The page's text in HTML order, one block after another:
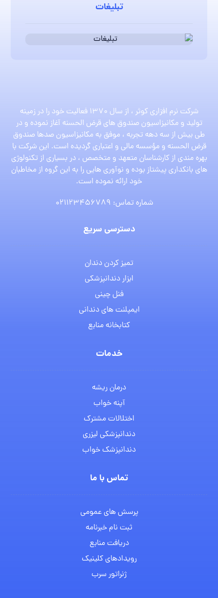
تبلیغات
شرکت نرم افزاری کوثر ، از سال 1370 فعالیت خود را در زمینه
تولید و مکانیزاسیون صندوق های قرض الحسنه آغاز نموده و در
طی بیش از سه دهه تجربه ، موفق به مکانیزاسیون صدها صندوق
قرض الحسنه و مؤسسه مالی و اعتباری گردیده است. این شرکت با
بهره مندی از کارشناسان متعهد و متخصص ، در بسیاری از تکنولوژی
های بانکداری پیشتاز بوده و نوآوری هایی را به این گروه از مخاطبان
خود ارائه نموده است.
شماره تماس: 021123456789
دسترسی سریع
تمیز کردن دندان
ابزار دندانپزشکی
فنل چینی
ایمپلنت های دندانی
کتابخانه منابع
خدمات
درمان ریشه
آپنه خواب
اختلالات مشترک
دندانپزشکی لیزری
دندانپزشک خواب
تماس با ما
پرسش های عمومی
ثبت نام خبرنامه
دریافت منابع
رویدادهای کلینیک
ژنراتور سرب